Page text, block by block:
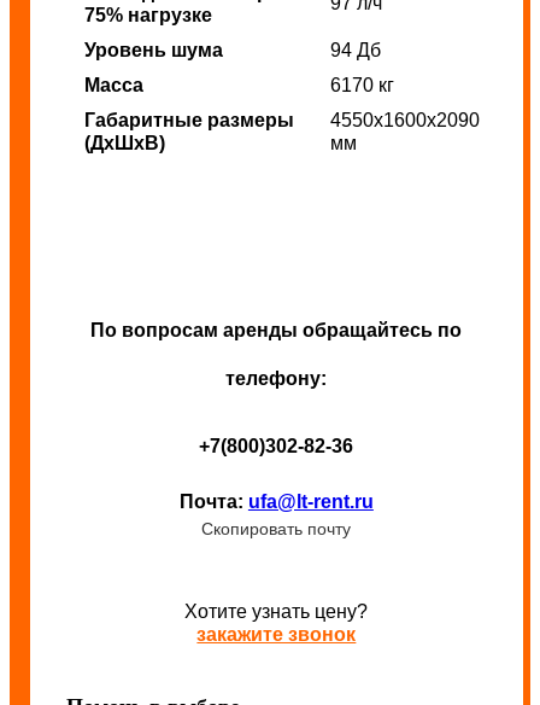
75% нагрузке
Уровень шума
94 Дб
Масса
6170 кг
Габаритные размеры
(ДхШхВ)
4550x1600x2090
мм
По вопросам аренды обращайтесь по
телефону:
+7(800)302-82-36
Почта: ufa@lt-rent.ru
Скопировать почту
Хотите узнать цену?
закажите звонок